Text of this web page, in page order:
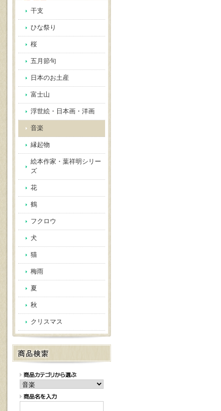
干支
ひな祭り
桜
五月節句
日本のお土産
富士山
浮世絵・日本画・洋画
音楽
縁起物
絵本作家・葉祥明シリー
ズ
花
鶴
フクロウ
犬
猫
梅雨
夏
秋
クリスマス